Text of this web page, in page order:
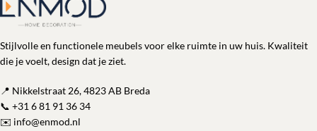
Stijlvolle en functionele meubels voor elke ruimte in uw huis. Kwaliteit
die je voelt, design dat je ziet.
📍 Nikkelstraat 26, 4823 AB Breda
📞 +31 6 81 91 36 34
✉️ info@enmod.nl